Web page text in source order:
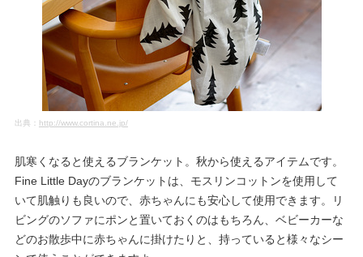
出典： http://www.cortina.ne.jp/
肌寒くなると使えるブランケット。秋から使えるアイテムです。
Fine Little Dayのブランケットは、モスリンコットンを使用して
いて肌触りも良いので、赤ちゃんにも安心して使用できます。リ
ビングのソファにポンと置いておくのはもちろん、ベビーカーな
どのお散歩中に赤ちゃんに掛けたりと、持っていると様々なシー